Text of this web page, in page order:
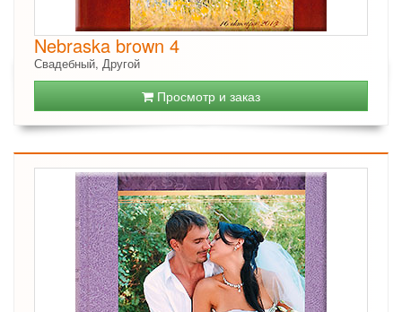
Nebraska brown 4
Свадебный, Другой
Просмотр и заказ